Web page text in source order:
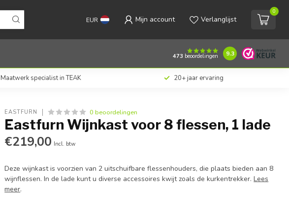
EUR Mijn account Verlanglijst
0
473 beoordelingen 9.3
Maatwerk specialist in TEAK 20+ jaar ervaring
EASTFURN 0 beoordelingen
Eastfurn Wijnkast voor 8 flessen, 1 lade
€219,00 Incl. btw
Deze wijnkast is voorzien van 2 uitschuifbare flessenhouders, die plaats bieden aan 8
wijnflessen. In de lade kunt u diverse accessoires kwijt zoals de kurkentrekker.Lees
meer.